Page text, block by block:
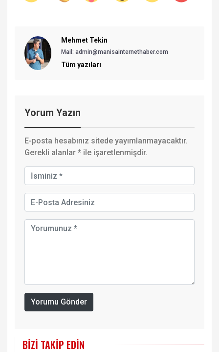
Mehmet Tekin
Mail: admin@manisainternethaber.com
Tüm yazıları
Yorum Yazın
E-posta hesabınız sitede yayımlanmayacaktır.
Gerekli alanlar * ile işaretlenmişdir.
Yorumu Gönder
BIZI TAKIP EDIN